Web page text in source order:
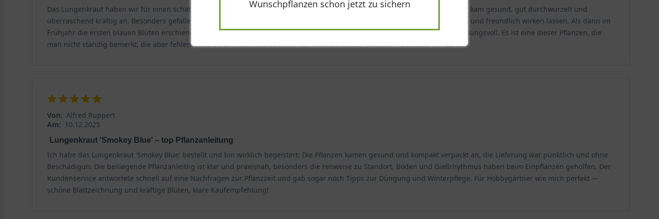
Wuchs und Herkunft von
Die Staude bildet einen dichten, kissenartigen Horst aus grundständigen Blättern und erreicht eine Höhe von etwa 30 Zentimetern. Ihre Herkunft aus den kalkarmen, humosen
Wäldern Südeuropas prägt ihre Ansprüche an Standort und Boden. Die Pflanze wächst horstbildend und breitet sich langsam durch kurze Rhizome aus, sodass sie sich ideal
Die Blütezeit des Lungenkrauts 'Smokey Blue' erstreckt sich von April bis Mai. In dieser Zeit erscheinen die zahlreichen, trichterförmigen Blüten in traubenartigen Rispen über
dem Laub. Die Knospen sind zunächst rosarot, entfalten sich dann zu einem leuchtenden Violettblau. Dieser Farbwechsel von Rosa zu Blau verleiht der Pflanze einen
besonderen Reiz.
Für ein optimales Wachstum benötigt das Lungenkraut einen Platz, der seinen natürlichen Lebensraum nachempfindet. Sowohl die Lichtverhältnisse als auch die
Bodenbeschaffenheit sind entscheidend für die Gesundheit der Pflanze.
Das Lungenkraut haben wir für einen schattigeren Bereich unter Gehölzen gepflanzt, wo sich viele Pflanzen eher schwertun. Es kam gesund, gut durchwurzelt und
überraschend kräftig an. Besonders gefallen mir die silbrig gemusterten Blätter, die das Beet auch außerhalb der Blütezeit hell und freundlich wirken lassen. Als dann im
Frühjahr die ersten blauen Blüten erschienen sind, war das wie ein kleines, ruhiges Highlight — nichts Lautes, aber sehr stimmungsvoll. Es ist eine dieser Pflanzen, die
man nicht ständig bemerkt, die aber fehlen würde, wenn sie nicht da wäre. Für mich ein echtes „Wohlfühl-Gewächs“ im Garten.
Von: Alfred Ruppert
Am: 10.12.2025
Lungenkraut 'Smokey Blue' – top Pflanzanleitung
Ich habe das Lungenkraut 'Smokey Blue' bestellt und bin wirklich begeistert: Die Pflanzen kamen gesund und kompakt verpackt an, die Lieferung war pünktlich und ohne
Beschädigun. Die beiliegende Pflanzanleitng ist klar und praxisnah, besonders die Hinweise zu Standort, Boden und Gießrhythmus haben beim Einpflanzen geholfen. Der
Kundenservice antwortete schnell auf eine Nachfragen zur Pflanzzeit und gab sogar noch Tipps zur Düngung und Winterpflege. Für Hobbygärtner wie mich perfekt —
schöne Blattzeichnung und kräftige Blüten, klare Kaufempfehlung!
Wunschpflanzen schon jetzt zu sichern